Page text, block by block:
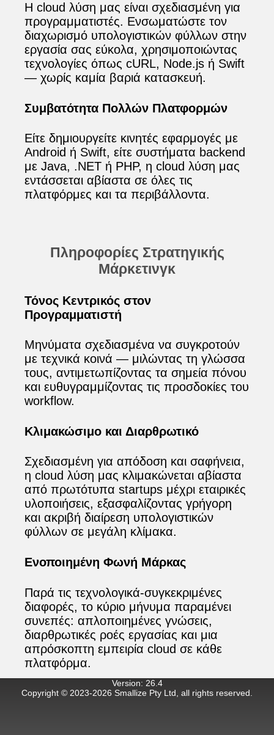
Η cloud λύση μας είναι σχεδιασμένη για
προγραμματιστές. Ενσωματώστε τον
διαχωρισμό υπολογιστικών φύλλων στην
εργασία σας εύκολα, χρησιμοποιώντας
τεχνολογίες όπως cURL, Node.js ή Swift
— χωρίς καμία βαριά κατασκευή.
Συμβατότητα Πολλών Πλατφορμών
Είτε δημιουργείτε κινητές εφαρμογές με
Android ή Swift, είτε συστήματα backend
με Java, .NET ή PHP, η cloud λύση μας
εντάσσεται αβίαστα σε όλες τις
πλατφόρμες και τα περιβάλλοντα.
Πληροφορίες Στρατηγικής
Μάρκετινγκ
Τόνος Κεντρικός στον
Προγραμματιστή
Μηνύματα σχεδιασμένα να συγκροτούν
με τεχνικά κοινά — μιλώντας τη γλώσσα
τους, αντιμετωπίζοντας τα σημεία πόνου
και ευθυγραμμίζοντας τις προσδοκίες του
workflow.
Κλιμακώσιμο και Διαρθρωτικό
Σχεδιασμένη για απόδοση και σαφήνεια,
η cloud λύση μας κλιμακώνεται αβίαστα
από πρωτότυπα startups μέχρι εταιρικές
υλοποιήσεις, εξασφαλίζοντας γρήγορη
και ακριβή διαίρεση υπολογιστικών
φύλλων σε μεγάλη κλίμακα.
Ενοποιημένη Φωνή Μάρκας
Παρά τις τεχνολογικά‑συγκεκριμένες
διαφορές, το κύριο μήνυμα παραμένει
συνεπές: απλοποιημένες γνώσεις,
διαρθρωτικές ροές εργασίας και μια
απρόσκοπτη εμπειρία cloud σε κάθε
πλατφόρμα.
Version: 26.4
Copyright © 2023-2026 Smallize Pty Ltd, all rights reserved.